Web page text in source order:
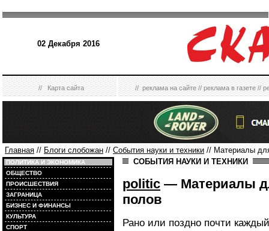
02 Декабря 2016
//Карта сайта //реклама на сайте//реклама в газете//
Главная // Блоги слобожан // События науки и техники // Материалы
ПОЛИТИКА И ЭКОНОМИКА
ОБЩЕСТВО
ПРОИСШЕСТВИЯ
ЗАГРАНИЦА
БИЗНЕС И ФИНАНСЫ
КУЛЬТУРА
СПОРТ
СОБЫТИЯ НАУКИ И ТЕХНИКИ
politic — Материалы
полов
Рано или поздно почти